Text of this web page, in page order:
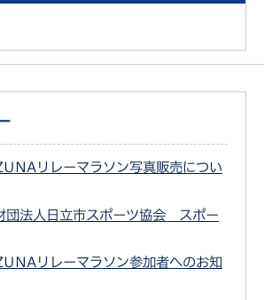
リレーマラソン写真販売につい
団法人日立市スポーツ協会 スポー
リレーマラソン参加者へのお知